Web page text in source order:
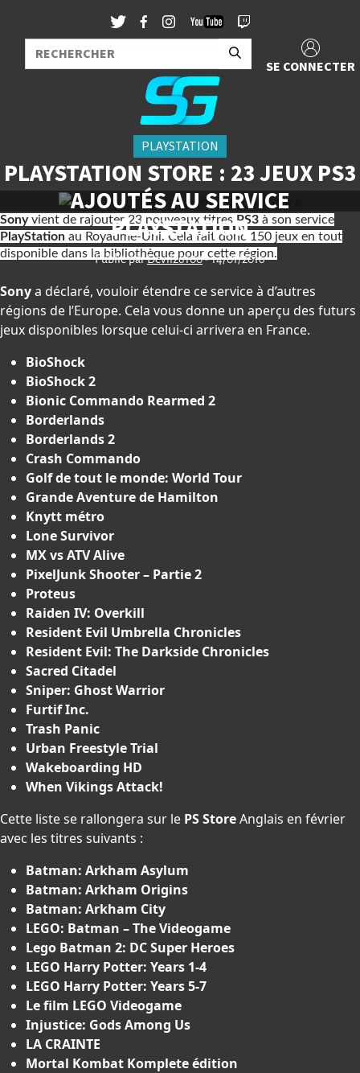
SE CONNECTER
PLAYSTATION
PLAYSTATION STORE : 23 JEUX PS3
AJOUTÉS AU SERVICE
PLAYSTATION
Publié parDevil26100- 14/01/2016
Sonyvient de rajouter 23 nouveaux titres PS3 à son service
PlayStation au Royaume-Uni. Cela fait donc 150 jeux en tout
disponible dans la bibliothèque pour cette région.
Sonya déclaré, vouloir étendre ce service à d’autres
régions de l’Europe. Cela vous donne un aperçu des futurs
jeux disponibles lorsque celui-ci arrivera en France.
BioShock
BioShock 2
Bionic Commando Rearmed 2
Borderlands
Borderlands 2
Crash Commando
Golf de tout le monde: World Tour
Grande Aventure de Hamilton
Knytt métro
Lone Survivor
MX vs ATV Alive
PixelJunk Shooter – Partie 2
Proteus
Raiden IV: Overkill
Resident Evil Umbrella Chronicles
Resident Evil: The Darkside Chronicles
Sacred Citadel
Sniper: Ghost Warrior
Furtif Inc.
Trash Panic
Urban Freestyle Trial
Wakeboarding HD
When Vikings Attack!
Cette liste se rallongera sur le PS StoreAnglais en février
avec les titres suivants :
Batman: Arkham Asylum
Batman: Arkham Origins
Batman: Arkham City
LEGO: Batman – The Videogame
Lego Batman 2: DC Super Heroes
LEGO Harry Potter: Years 1-4
LEGO Harry Potter: Years 5-7
Le film LEGO Videogame
Injustice: Gods Among Us
LA CRAINTE
Mortal Kombat Komplete édition